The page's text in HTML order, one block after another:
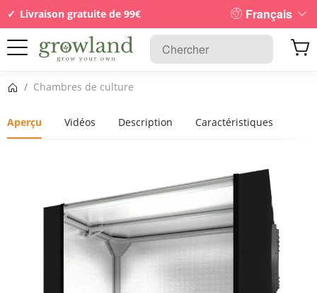
Livraison gratuite de 99€ Français
Page d’accueil
/ Chambres de culture
Aperçu Vidéos Description Caractéristiques